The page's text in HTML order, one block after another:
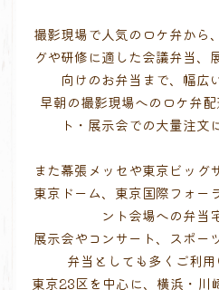
撮影現場で人気のロケ弁から
グや研修に適した会議弁当、
向けのお弁当まで、幅広
早朝の撮影現場へのロケ弁
ト・展示会での大量注文
また幕張メッセや東京ビッグ
東京ドーム、東京国際フォー
ント会場への弁当
展示会やコンサート、スポー
弁当としても多くご利用
東京23区を中心に、横浜・川